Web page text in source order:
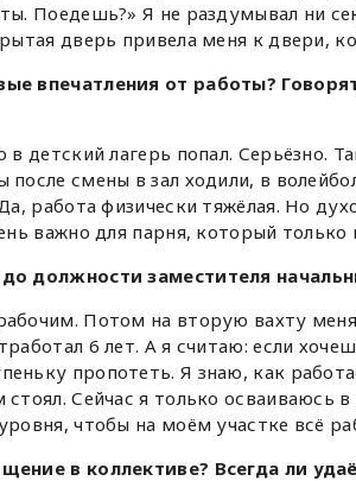
Поедешь?» Я не раздумывал ни
дверь привела меня к двери,
впечатления от работы?
детский лагерь попал. Серьёзно.
смены в зал ходили, в
Да, работа физически тяжёлая. Но
важно для парня, который только
должности заместителя
Потом на вторую вахту
6 лет. А я считаю: если
пропотеть. Я знаю, как
Сейчас я только осваиваюсь
чтобы на моём участке всё
в коллективе? Всегда ли